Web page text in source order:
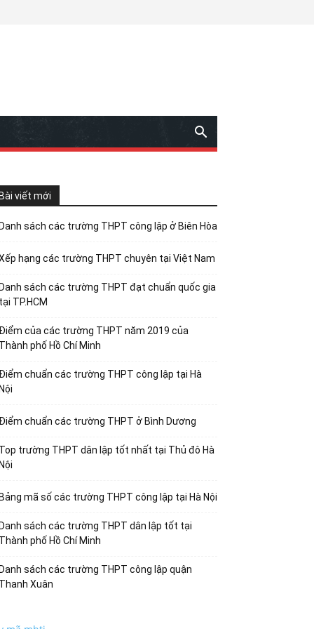
Bài viết mới
Danh sách các trường THPT công lập ở Biên Hòa
hạng các trường THPT chuyên tại Việt Nam
Danh sách các trường THPT đạt chuẩn quốc gia
tại TP.HCM
Điểm của các trường THPT năm 2019 của
Thành phố Hồ Chí Minh
Điểm chuẩn các trường THPT công lập tại Hà
Nội
Điểm chuẩn các trường THPT ở Bình Dương
Top trường THPT dân lập tốt nhất tại Thủ đô Hà
Nội
Bảng mã số các trường THPT công lập tại Hà Nội
Danh sách các trường THPT dân lập tốt tại
Thành phố Hồ Chí Minh
Danh sách các trường THPT công lập quận
Thanh Xuân